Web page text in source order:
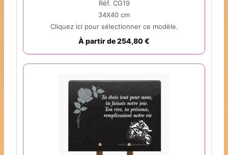
Réf. CG19
34X40 cm
Cliquez ici pour sélectionner ce modèle.
À partir de 254,80 €